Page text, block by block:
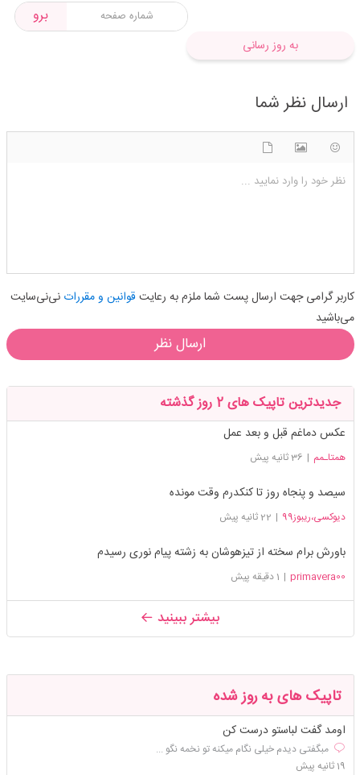
برو
به روز رسانی
ارسال نظر شما
نظر خود را وارد نمایید ...
کاربر گرامی جهت ارسال پست شما ملزم به رعایت قوانین و مقرراتنی‌نی‌سایت
می‌باشید
ارسال نظر
جدیدترین تاپیک های 2 روز گذشته
عکس دماغم قبل و بعد عمل
همتاـمم | 36 ثانیه پیش
سیصد و پنجاه روز تا کنکدرم وقت مونده
دیوکسی،ریبوز99 | 22 ثانیه پیش
باورش برام سخته از تیزهوشان به زشته پیام نوری رسیدم
primavera00
| 1 دقیقه پیش
بیشتر ببینید
تاپیک های به روز شده
اومد گفت لباستو درست کن
مبگفتی دیدم خیلی نگام میکنه تو نخمه نگو ...
19 ثانیه پیش